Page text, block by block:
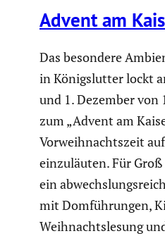
Advent am
Das besondere
in Königs­lutter lockt
und 1. Dezember von
zum „Advent am
Vorweih­nachts­zeit
einzu­läuten. Für
ein
mit Domfüh­rungen,
Weihnachts­le­sung